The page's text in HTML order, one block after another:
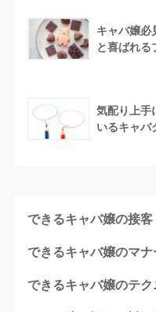
キャバ嬢必
と喜ばれる
気配り上手
いるキャバ
できるキャバ嬢の接客
できるキャバ嬢のマナ
できるキャバ嬢のテク